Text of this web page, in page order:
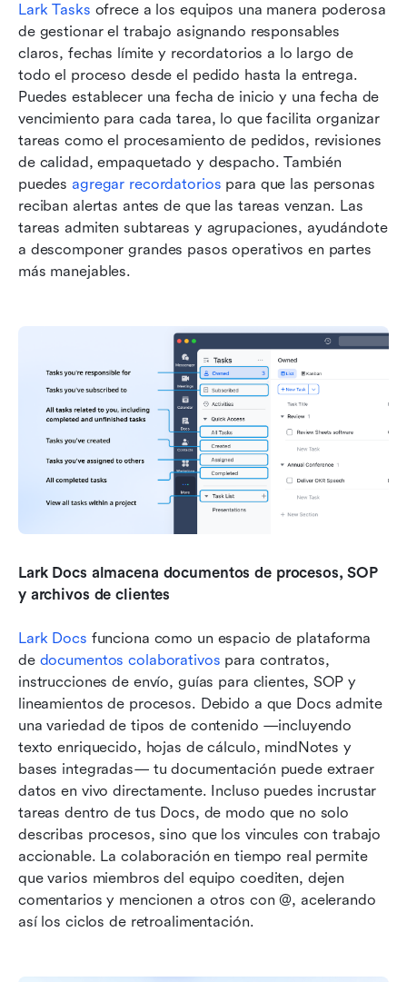
Lark Tasks ofrece a los equipos una manera poderosa
de gestionar el trabajo asignando responsables
claros, fechas límite y recordatorios a lo largo de
todo el proceso desde el pedido hasta la entrega.
Puedes establecer una fecha de inicio y una fecha de
vencimiento para cada tarea, lo que facilita organizar
tareas como el procesamiento de pedidos, revisiones
de calidad, empaquetado y despacho. También
puedes agregar recordatorios para que las personas
reciban alertas antes de que las tareas venzan. Las
tareas admiten subtareas y agrupaciones, ayudándote
a descomponer grandes pasos operativos en partes
más manejables.
Lark Docs almacena documentos de procesos, SOP
y archivos de clientes
Lark Docs funciona como un espacio de plataforma
de documentos colaborativos para contratos,
instrucciones de envío, guías para clientes, SOP y
lineamientos de procesos. Debido a que Docs admite
una variedad de tipos de contenido —incluyendo
texto enriquecido, hojas de cálculo, mindNotes y
bases integradas— tu documentación puede extraer
datos en vivo directamente. Incluso puedes incrustar
tareas dentro de tus Docs, de modo que no solo
describas procesos, sino que los vincules con trabajo
accionable. La colaboración en tiempo real permite
que varios miembros del equipo coediten, dejen
comentarios y mencionen a otros con @, acelerando
así los ciclos de retroalimentación.